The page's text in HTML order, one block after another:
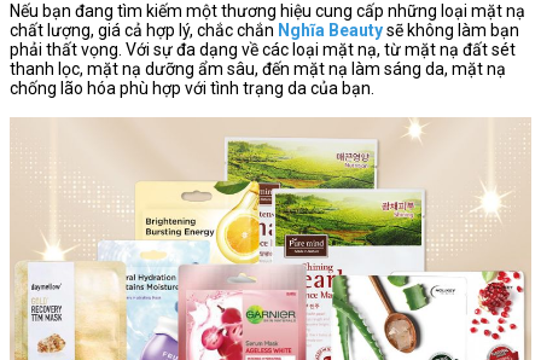
Nếu bạn đang tìm kiếm một thương hiệu cung cấp những loại mặt nạ
chất lượng, giá cả hợp lý, chắc chắn Nghĩa Beautysẽ không làm bạn
phải thất vọng. Với sự đa dạng về các loại mặt nạ, từ mặt nạ đất sét
thanh lọc, mặt nạ dưỡng ẩm sâu, đến mặt nạ làm sáng da, mặt nạ
chống lão hóa phù hợp với tình trạng da của bạn.